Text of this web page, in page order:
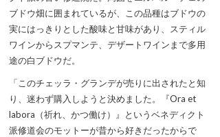
ブドウ畑に囲まれているが、この品種はブドウの
実にはっきりとした酸味と甘味があり、スティル
ワインからスプマンテ、デザートワインまで多用
途の白ブドウだ。
「このチェッラ・グランデが売りに出されたと知
り、迷わず購入しようと決めました。『Ora et
labora（祈れ、かつ働け）』というベネディクト
派修道会のモットーが昔から好きだったからで